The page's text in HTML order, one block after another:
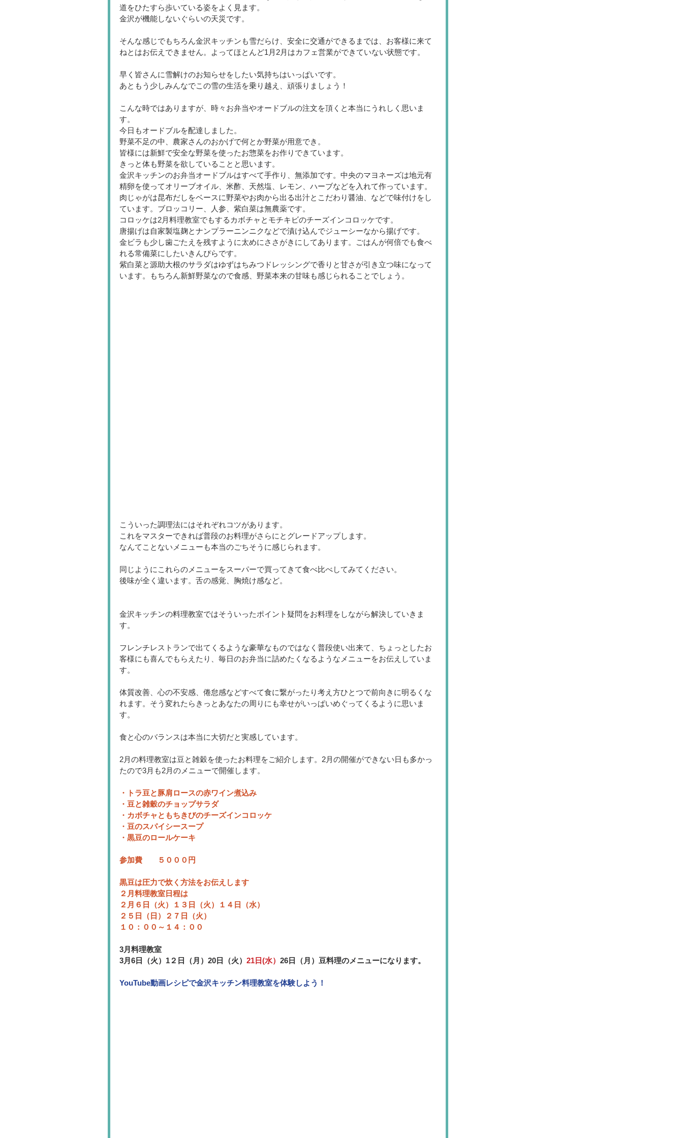
道をひたすら歩いている姿をよく見ます。
金沢が機能しないぐらいの天災です。
そんな感じでもちろん金沢キッチンも雪だらけ、安全に交通ができるまでは、お客様に来て
ねとはお伝えできません。よってほとんど1月2月はカフェ営業ができていない状態です。
早く皆さんに雪解けのお知らせをしたい気持ちはいっぱいです。
あともう少しみんなでこの雪の生活を乗り越え、頑張りましょう！
こんな時ではありますが、時々お弁当やオードブルの注文を頂くと本当にうれしく思いま
す。
今日もオードブルを配達しました。
野菜不足の中、農家さんのおかげで何とか野菜が用意でき。
皆様には新鮮で安全な野菜を使ったお惣菜をお作りできています。
きっと体も野菜を欲していることと思います。
金沢キッチンのお弁当オードブルはすべて手作り、無添加です。中央のマヨネーズは地元有
精卵を使ってオリーブオイル、米酢、天然塩、レモン、ハーブなどを入れて作っています。
肉じゃがは昆布だしをベースに野菜やお肉から出る出汁とこだわり醤油、などで味付けをし
ています。ブロッコリー、人参、紫白菜は無農薬です。
コロッケは2月料理教室でもするカボチャとモチキビのチーズインコロッケです。
唐揚げは自家製塩麹とナンプラーニンニクなどで漬け込んでジューシーなから揚げです。
金ビラも少し歯ごたえを残すように太めにささがきにしてあります。ごはんが何倍でも食べ
れる常備菜にしたいきんぴらです。
紫白菜と源助大根のサラダはゆずはちみつドレッシングで香りと甘さが引き立つ味になって
います。もちろん新鮮野菜なので食感、野菜本来の甘味も感じられることでしょう。
こういった調理法にはそれぞれコツがあります。
これをマスターできれば普段のお料理がさらにとグレードアップします。
なんてことないメニューも本当のごちそうに感じられます。
同じようにこれらのメニューをスーパーで買ってきて食べ比べしてみてください。
後味が全く違います。舌の感覚、胸焼け感など。
金沢キッチンの料理教室ではそういったポイント疑問をお料理をしながら解決していきま
す。
フレンチレストランで出てくるような豪華なものではなく普段使い出来て、ちょっとしたお
客様にも喜んでもらえたり、毎日のお弁当に詰めたくなるようなメニューをお伝えしていま
す。
体質改善、心の不安感、倦怠感などすべて食に繋がったり考え方ひとつで前向きに明るくな
れます。そう変れたらきっとあなたの周りにも幸せがいっぱいめぐってくるように思いま
す。
食と心のバランスは本当に大切だと実感しています。
2月の料理教室は豆と雑穀を使ったお料理をご紹介します。2月の開催ができない日も多かっ
たので3月も2月のメニューで開催します。
・トラ豆と豚肩ロースの赤ワイン煮込み
・豆と雑穀のチョップサラダ
・カボチャともちきびのチーズインコロッケ
・豆のスパイシースープ
・黒豆のロールケーキ
参加費　　５０００円
黒豆は圧力で炊く方法をお伝えします
２月料理教室日程は
２月６日（火）１３日（火）１４日（水）
２５日（日）２７日（火）
１０：００～１４：００
3月料理教室
3月6日（火）1２日（月）20日（火） 21日(水） 26日（月）豆料理のメニューになります。
YouTube動画レシピで金沢キッチン料理教室を体験しよう！